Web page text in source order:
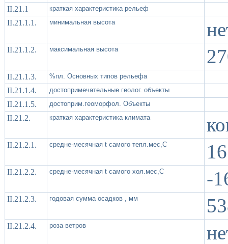
II.21.1 краткая характеристика рельеф
II.21.1.1. минимальная высота
II.21.1.2. максимальная высота
II.21.1.3. %пл. Основных типов рельефа
II.21.1.4. достопримечательные геолог. объекты
II.21.1.5. достоприм.геоморфол. Объекты
II.21.2. краткая характеристика климата
II.21.2.1. средне-месячная t самого тепл.мес,С
II.21.2.2. средне-месячная t самого хол.мес,С -
II.21.2.3. годовая сумма осадков , мм
II.21.2.4. роза ветров